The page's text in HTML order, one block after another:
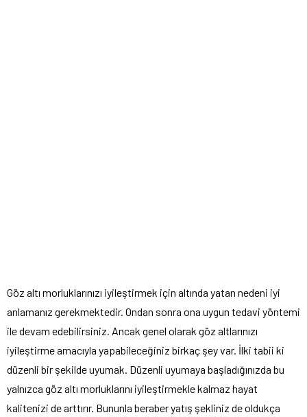
Göz altı morluklarınızı iyileştirmek için altında yatan nedeni iyi
anlamanız gerekmektedir. Ondan sonra ona uygun tedavi yöntemi
ile devam edebilirsiniz. Ancak genel olarak göz altlarınızı
iyileştirme amacıyla yapabileceğiniz birkaç şey var. İlki tabii ki
düzenli bir şekilde uyumak. Düzenli uyumaya başladığınızda bu
yalnızca göz altı morluklarını iyileştirmekle kalmaz hayat
kalitenizi de arttırır. Bununla beraber yatış şekliniz de oldukça